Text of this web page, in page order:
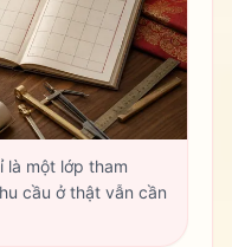
là một lớp tham
cầu ở thật vẫn cần